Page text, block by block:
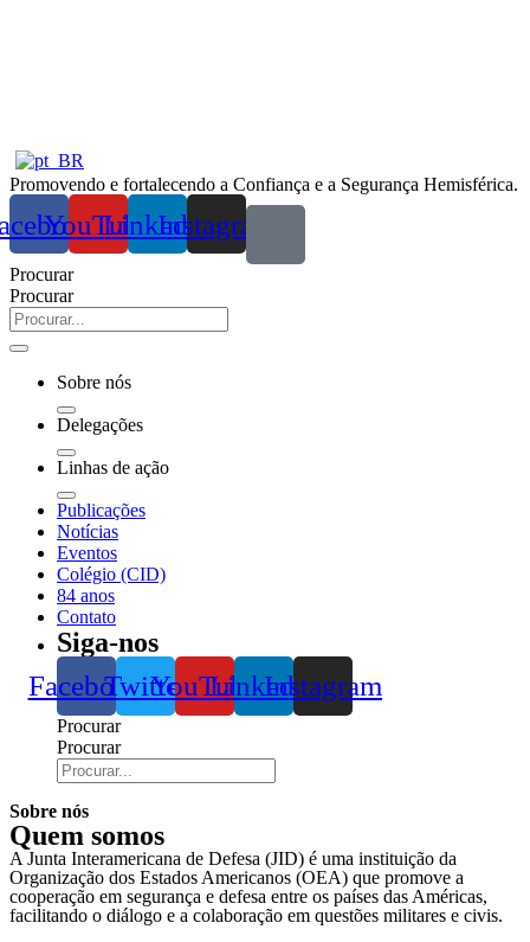
Promovendo e fortalecendo a Confiança e a Segurança Hemisférica.
YouTubeLinkedin
Instagram
Procurar
Procurar
Sobre nós
Delegações
Linhas de ação
Publicações
Notícias
Eventos
Colégio (CID)
84 anos
Contato
Siga-nos
FacebookTwitterYouTubeLinkedinInstagram
Procurar
Procurar
Sobre nós
Quem somos
A Junta Interamericana de Defesa (JID) é uma instituição da
Organização dos Estados Americanos (OEA) que promove a
cooperação em segurança e defesa entre os países das Américas,
facilitando o diálogo e a colaboração em questões militares e civis.